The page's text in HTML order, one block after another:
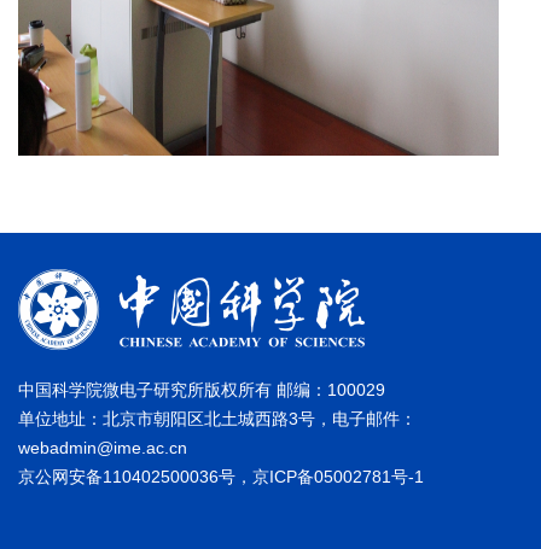
中国科学院微电子研究所版权所有 邮编：100029
单位地址：北京市朝阳区北土城西路3号，电子邮件：
webadmin@ime.ac.cn
京公网安备110402500036号，京ICP备05002781号-1